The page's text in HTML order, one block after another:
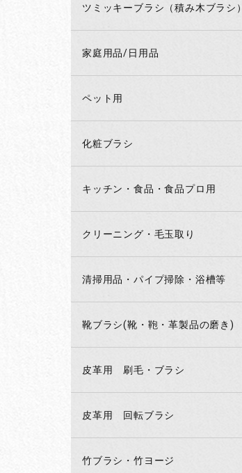
ツミッキーブラシ（積み木ブラシ）
家庭用品/日用品
ペット用
化粧ブラシ
キッチン・食品・食品プロ用
クリーニング・毛玉取り
清掃用品・パイプ掃除・浴槽等
靴ブラシ(靴・鞄・革製品の磨き)
皮革用 刷毛・ブラシ
皮革用 回転ブラシ
竹ブラシ・竹ヨージ